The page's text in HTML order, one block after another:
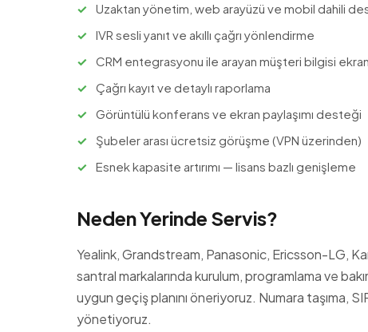
Uzaktan yönetim, web arayüzü ve mobil dahili
IVR sesli yanıt ve akıllı çağrı yönlendirme
CRM entegrasyonu ile arayan müşteri bilgisi
Çağrı kayıt ve detaylı raporlama
Görüntülü konferans ve ekran paylaşımı desteği
Şubeler arası ücretsiz görüşme (VPN üzerinden)
Esnek kapasite artırımı — lisans bazlı genişleme
Neden Yerinde Servis?
Yealink, Grandstream, Panasonic, Ericsson-LG,
santral markalarında kurulum, programlama ve
uygun geçiş planını öneriyoruz. Numara taşıma,
yönetiyoruz.